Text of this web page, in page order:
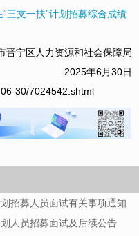
三支一扶”计划招募综合成绩
晋宁区人力资源和社会保障局
2025年6月30日
30/7024542.shtml
招募人员面试有关事项通知
人员招募面试及后续公告